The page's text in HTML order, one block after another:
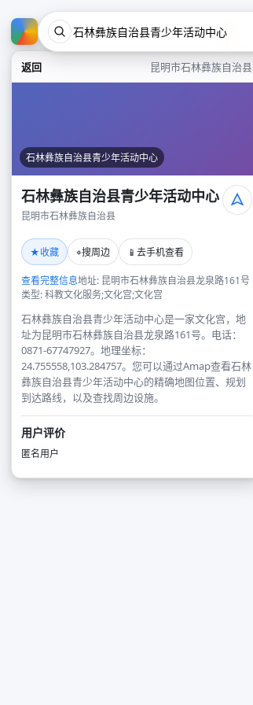
返回 昆明市石林彝族自治县
石林彝族自治县青少年活动中心
石林彝族自治县青少年活动中心
昆明市石林彝族自治县
★收藏 ⌖搜周边 📱 去手机查看
查看完整信息地址: 昆明市石林彝族自治县龙泉路161号
类型: 科教文化服务;文化宫;文化宫
石林彝族自治县青少年活动中心是一家文化宫，地
址为昆明市石林彝族自治县龙泉路161号。电话：
0871-67747927。地理坐标：
24.755558,103.284757。您可以通过Amap查看石林
彝族自治县青少年活动中心的精确地图位置、规划
到达路线，以及查找周边设施。
用户评价
匿名用户